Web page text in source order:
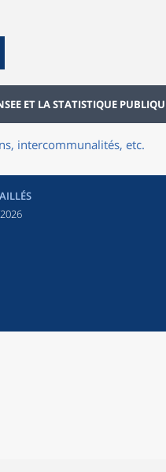
ET LA STATISTIQUE
intercommunalités, etc.